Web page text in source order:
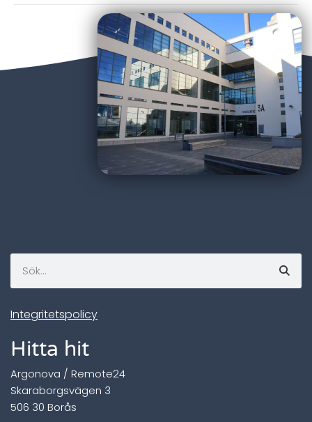
Hitta hit
Argonova / Remote24
Skaraborgsvägen 3
506 30 Borås
Integritetspolicy